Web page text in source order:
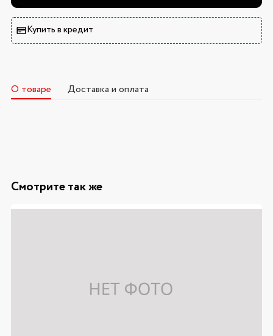
Купить в кредит
О товаре Доставка и оплата
Смотрите так же